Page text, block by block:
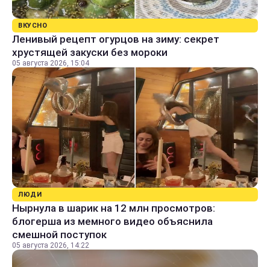
ВКУСНО
Ленивый рецепт огурцов на зиму: секрет
хрустящей закуски без мороки
05 августа 2026, 15:04
ЛЮДИ
Нырнула в шарик на 12 млн просмотров:
блогерша из мемного видео объяснила
смешной поступок
05 августа 2026, 14:22